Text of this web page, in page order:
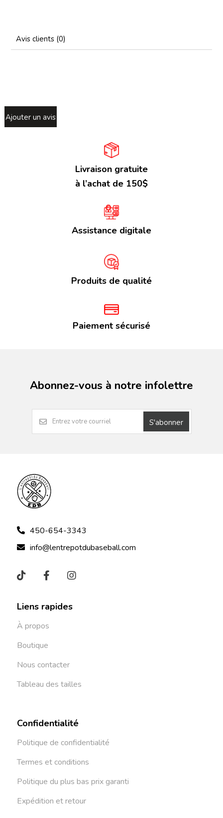
Avis clients (0)
Ajouter un avis
Livraison gratuite
à l’achat de 150$
Assistance digitale
Produits de qualité
Paiement sécurisé
Abonnez-vous à notre infolettre
S'abonner
450-654-3343
info@lentrepotdubaseball.com
Liens rapides
À propos
Boutique
Nous contacter
Tableau des tailles
Confidentialité
Politique de confidentialité
Termes et conditions
Politique du plus bas prix garanti
Expédition et retour